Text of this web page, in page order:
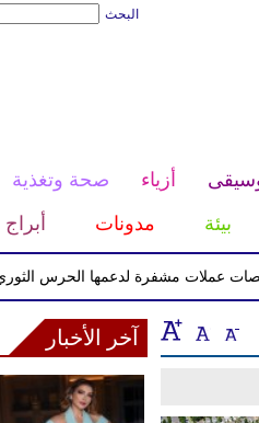
البحث
أزياء صحة وتغذية
بيئة مدونات أبراج
مشفرة لدعمها الحرس الثوري
آخر الأخبار